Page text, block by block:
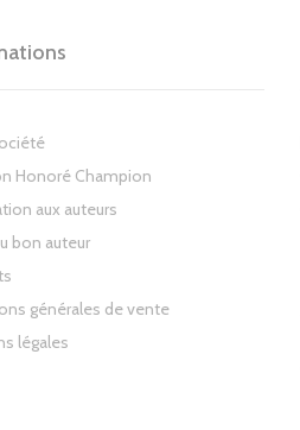
Honoré Champion
aux auteurs
bon auteur
générales de vente
légales